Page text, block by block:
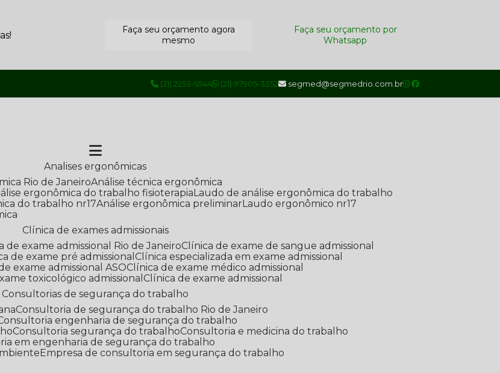
Faça seu orçamento agora
mesmo
Faça seu orçamento por
Whatsapp
(21) 2253-5544 (21) 97905-3352 segmed@segmedrio.com.br
Analises ergonômicas
Rio de Janeiro Análise técnica ergonômica
ergonômica do trabalho fisioterapia Laudo de análise ergonômica do trabalho
do trabalho nr17 Análise ergonômica preliminar Laudo ergonômico nr17
Clínica de exames admissionais
de exame admissional Rio de Janeiro
Clínica de exame de sangue admissional
de exame pré admissional
Clínica especializada em exame admissional
de exame admissional ASO
Clínica de exame médico admissional
toxicológico admissional
Clínica de exame admissional
Consultorias de segurança do trabalho
Consultoria de segurança do trabalho Rio de Janeiro
Consultoria engenharia de segurança do trabalho
Consultoria segurança do trabalho
Consultoria e medicina do trabalho
em engenharia de segurança do trabalho
Empresa de consultoria em segurança do trabalho